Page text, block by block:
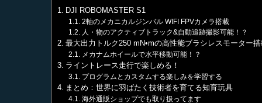
DJI ROBOMASTER S1
2軸のメカニカルジンバル WIFI FPVカメラ搭載
人・物のアクティブトラック&自動追跡撮影可能！？
最大出力トルク250 mN•mの高性能ブラシレスモーター
メカナムホイールで水平移動可能！？
ライントレース走行で楽しめる！
プログラムとカスタムする楽しみを学習する
まとめ：世界に羽ばたく技術者を育てる知育玩具
海外通販ショップでも取り扱ってます